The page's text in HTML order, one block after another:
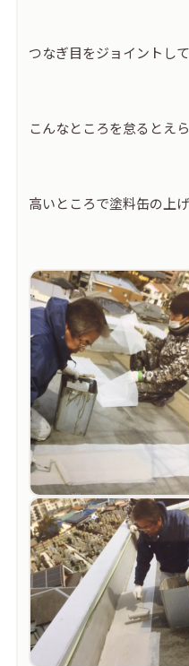
つなぎ目をジョイントし
こんなところを怠るとえ
高いところで塗料缶の上